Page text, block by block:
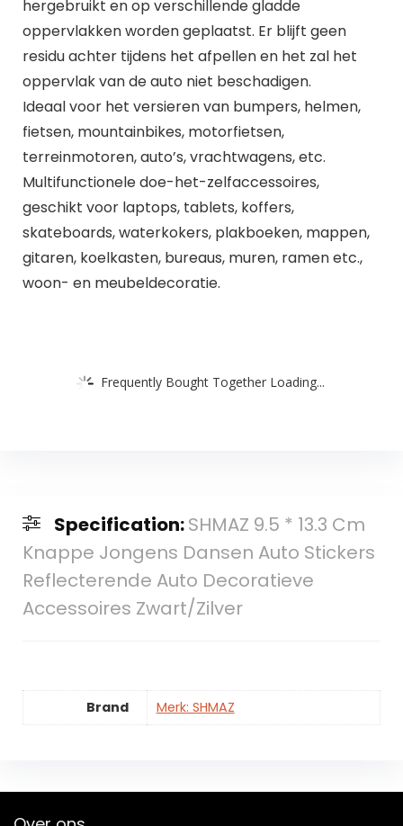
hergebruikt en op verschillende gladde
oppervlakken worden geplaatst. Er blijft geen
residu achter tijdens het afpellen en het zal het
oppervlak van de auto niet beschadigen.
Ideaal voor het versieren van bumpers, helmen,
fietsen, mountainbikes, motorfietsen,
terreinmotoren, auto’s, vrachtwagens, etc.
Multifunctionele doe-het-zelfaccessoires,
geschikt voor laptops, tablets, koffers,
skateboards, waterkokers, plakboeken, mappen,
gitaren, koelkasten, bureaus, muren, ramen etc.,
woon- en meubeldecoratie.
Frequently Bought Together Loading...
Specification:SHMAZ 9.5 * 13.3 Cm
Knappe Jongens Dansen Auto Stickers
Reflecterende Auto Decoratieve
Accessoires Zwart/Zilver
Brand Merk: SHMAZ